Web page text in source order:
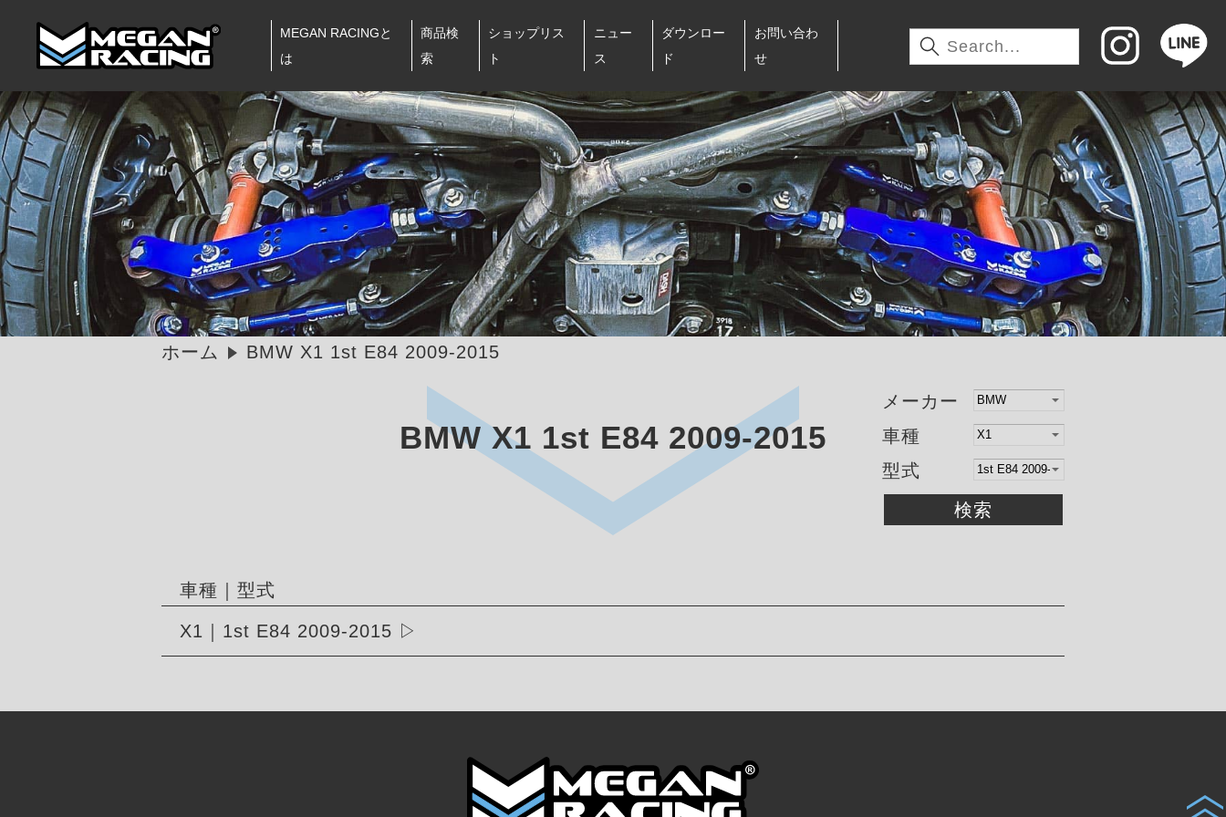
MEGAN RACINGと
は
商品検
索
ショップリス
ト
ニュー
ス
ダウンロー
ド
お問い合わ
せ
ホーム BMW X1 1st E84 2009-2015
BMW X1 1st E84 2009-2015
メーカー
車種
型式
検索
車種｜型式
X1｜1st E84 2009-2015